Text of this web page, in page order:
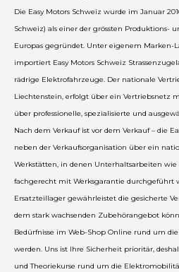
Die Easy Motors Schweiz wurde im Januar
Schweiz) als einer der grössten Produktions-
Europas gegründet. Unter eigenem Marken-
importiert Easy Motors Schweiz
rädrige Elektrofahrzeuge. Der nationale
Liechtenstein, erfolgt über ein Vertriebsnetz
über professionelle, spezialisierte und
Nach dem Verkauf ist vor dem Verkauf – die
neben der Verkaufsorganisation über ein
Werkstätten, in denen Unterhaltsarbeiten
fachgerecht mit Werksgarantie durchgeführt
Ersatzteillager gewährleistet die gesicherte
dem stark wachsenden Zubehörangebot
Bedürfnisse im Web-Shop Online rund um
werden. Uns ist Ihre Sicherheit prioritär,
und Theoriekurse rund um die